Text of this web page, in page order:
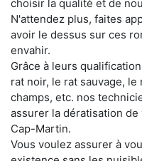
choisir la qualité et de
N'attendez plus, faites
avoir le dessus sur ces
envahir.
Grâce à leurs
rat noir, le rat sauvage,
champs, etc. nos
assurer la dératisation
Cap-Martin.
Vous voulez assurer à